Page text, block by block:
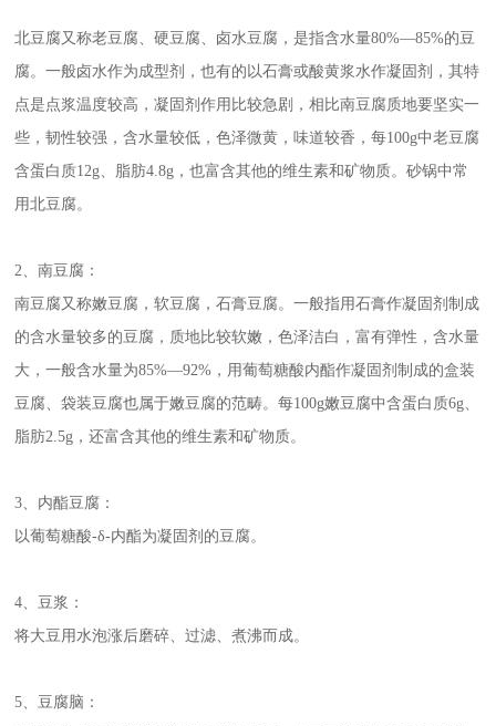
北豆腐又称老豆腐、硬豆腐、卤水豆腐，是指含水量80%—85%的豆
腐。一般卤水作为成型剂，也有的以石膏或酸黄浆水作凝固剂，其特
点是点浆温度较高，凝固剂作用比较急剧，相比南豆腐质地要坚实一
些，韧性较强，含水量较低，色泽微黄，味道较香，每100g中老豆腐
含蛋白质12g、脂肪4.8g，也富含其他的维生素和矿物质。砂锅中常
用北豆腐。
2、南豆腐：
南豆腐又称嫩豆腐，软豆腐，石膏豆腐。一般指用石膏作凝固剂制成
的含水量较多的豆腐，质地比较软嫩，色泽洁白，富有弹性，含水量
大，一般含水量为85%—92%，用葡萄糖酸内酯作凝固剂制成的盒装
豆腐、袋装豆腐也属于嫩豆腐的范畴。每100g嫩豆腐中含蛋白质6g、
脂肪2.5g，还富含其他的维生素和矿物质。
3、内酯豆腐：
以葡萄糖酸-δ-内酯为凝固剂的豆腐。
4、豆浆：
将大豆用水泡涨后磨碎、过滤、煮沸而成。
5、豆腐脑：